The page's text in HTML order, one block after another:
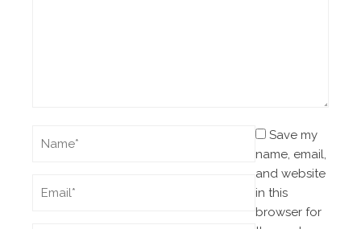
Save my
name, email,
and website
in this
browser for